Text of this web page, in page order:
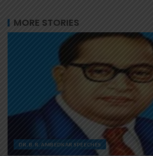
MORE STORIES
DR. B. R. AMBEDKAR SPEECHES